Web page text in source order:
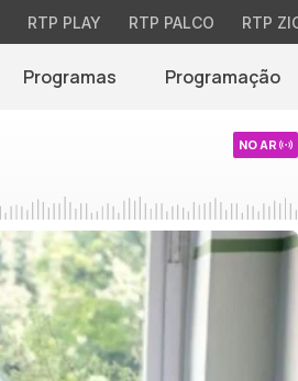
RTP PLAY RTP PALCO RTP
Programas Programação
NO AR